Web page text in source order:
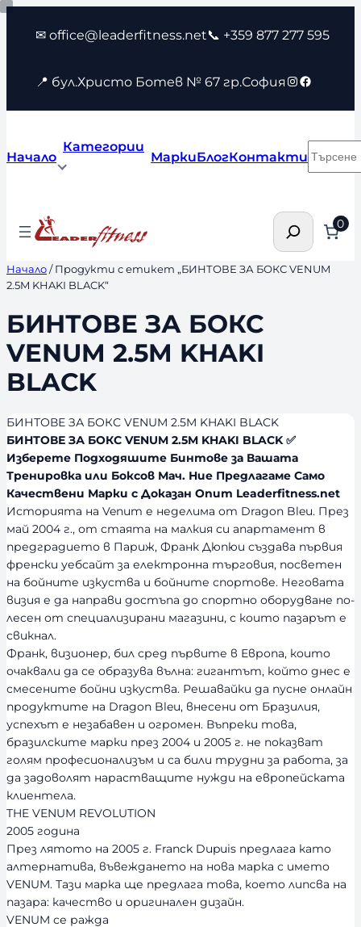
Към
съдържанието
✉ office@leaderfitness.net📞 +359 877 277 595
📍 бул.Христо Ботев № 67 гр.София Instagram
Facebook
Начало
Категории
МаркиБлогКонтакти
Търсене 0
Начало/ Продукти с етикет „БИНТОВЕ ЗА БОКС VENUM
2.5M KHAKI BLACK“
БИНТОВЕ ЗА БОКС
VENUM 2.5M KHAKI
BLACK
БИНТОВЕ ЗА БОКС VENUM 2.5M KHAKI BLACK
БИНТОВЕ ЗА БОКС VENUM 2.5M KHAKI BLACK ✅
Изберете Подходяшите Бинтове за Вашата
Тренировка или Боксов Мач. Ние Предлагаме Само
Качествени Марки с Доказан Опит Leaderfitness.net
Историята на Venum е неделима от Dragon Bleu. През
май 2004 г., от стаята на малкия си апартамент в
предградието в Париж, Франк Дюпюи създава първия
френски уебсайт за електронна търговия, посветен
на бойните изкуства и бойните спортове. Неговата
визия е да направи достъпа до спортно оборудване по-
лесен от специализирани магазини, с които пазарът е
свикнал.
Франк, визионер, бил сред първите в Европа, които
очаквали да се образува вълна: гигантът, който днес е
смесените бойни изкуства. Решавайки да пусне онлайн
продуктите на Dragon Bleu, внесени от Бразилия,
успехът е незабавен и огромен. Въпреки това,
бразилските марки през 2004 и 2005 г. не показват
голям професионализъм и са били трудни за работа, за
да задоволят нарастващите нужди на европейската
клиентела.
THE VENUM REVOLUTION
2005 година
През лятото на 2005 г. Franck Dupuis предлага като
алтернатива, въвеждането на нова марка с името
VENUM. Тази марка ще предлага това, което липсва на
пазара: качество и оригинален дизайн.
VENUM се ражда